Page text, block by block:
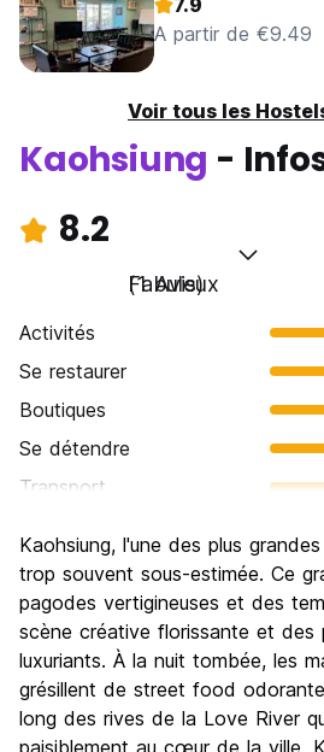
7.9
A partir de €9.49
Voir tous les
Kaohsiung -
8.2
Fabuleux
(1 Avis)
Activités
Se restaurer
Boutiques
Se détendre
Transport
Culture
Sortir le soir / faire la fête
Bonnes affaires
Kaohsiung, l'une des plus
trop souvent sous-estimée. Ce
pagodes vertigineuses et des
scène créative florissante et des
luxuriants. À la nuit tombée, les
grésillent de street food
long des rives de la Love River
paisiblement au cœur de la ville.